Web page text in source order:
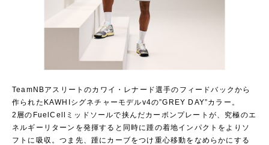
TeamNBアスリートのカワイ・レナード選手のフィードバックから
作られたKAWHIシグネチャーモデルv4の”GREY DAY”カラー。
2層のFuelCellミッドソールで挟んだカーボンプレートが、究極のエ
ネルギーリターンを発揮すると同時に踵の着地インパクトをよりソ
フトに吸収。つま先、踵にカーブをつけ重心移動をなめらかにする